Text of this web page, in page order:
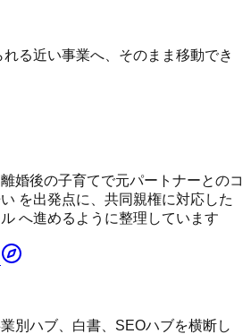
る近い事業へ、そのまま移動でき
婚後の子育てで元パートナーとのコ
を出発点に、共同親権に対応した
へ進めるように整理しています
別ハブ、白書、SEOハブを横断し